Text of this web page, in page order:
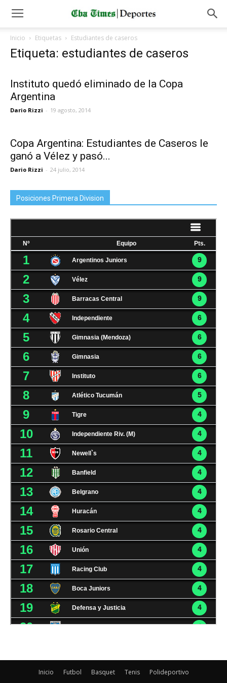
Inicio Etiquetas Estudiantes de caseros
Etiqueta: estudiantes de caseros
Instituto quedó eliminado de la Copa
Argentina
Dario Rizzi - 19 agosto, 2014
Copa Argentina: Estudiantes de Caseros le
ganó a Vélez y pasó...
Dario Rizzi - 24 julio, 2014
Posiciones Primera Division
Inicio Futbol Basquet Tenis Polideportivo